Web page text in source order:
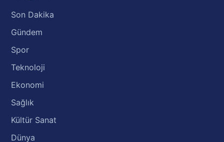
Son Dakika
Gündem
Spor
Teknoloji
Ekonomi
Sağlık
Kültür Sanat
Dünya